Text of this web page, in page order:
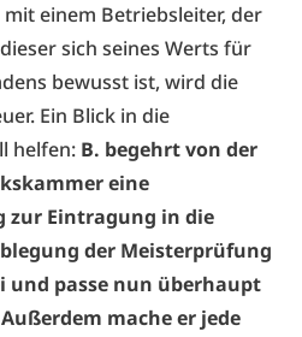
einem Betriebsleiter, der
sich seines Werts für
bewusst ist, wird die
Ein Blick in die
helfen: B. begehrt von der
eine
zur Eintragung in die
der Meisterprüfung
und passe nun überhaupt
mache er jede